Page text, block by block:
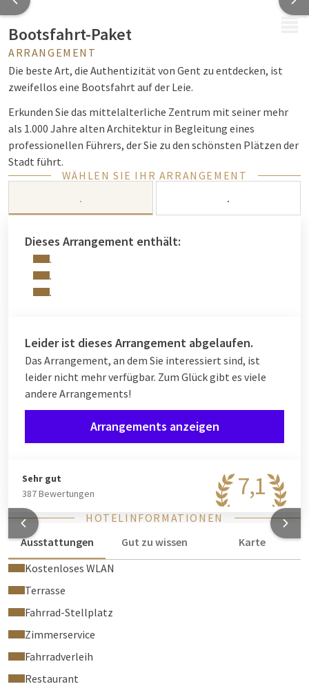
Bootsfahrt-Paket
ARRANGEMENT
Die beste Art, die Authentizität von Gent zu entdecken, ist
zweifellos eine Bootsfahrt auf der Leie.
Erkunden Sie das mittelalterliche Zentrum mit seiner mehr
als 1.000 Jahre alten Architektur in Begleitung eines
professionellen Führers, der Sie zu den schönsten Plätzen der
Stadt führt.
Eine erstaunliche historische Kreuzfahrt, die eine
Kombinieren Sie die Bootsfahrt durch das Zentrum von Gent,
die von "De Bootjes van Gent" durchgeführt wird, mit einer
Übernachtung in einem unserer Zimmer und einem
reichhaltigen Frühstücksbuffet, damit Sie einen
unbeschwerten Aufenthalt genießen können.
WÄHLEN SIE IHR ARRANGEMENT
.
.
Dieses Arrangement enthält:
.
.
.
Leider ist dieses Arrangement abgelaufen.
Das Arrangement, an dem Sie interessiert sind, ist
leider nicht mehr verfügbar. Zum Glück gibt es viele
andere Arrangements!
Arrangements anzeigen
7,1
Sehr gut
387 Bewertungen
HOTELINFORMATIONEN
Ausstattungen
Gut zu wissen
Karte
Kostenloses WLAN
Terrasse
Fahrrad-Stellplatz
Zimmerservice
Fahrradverleih
Restaurant